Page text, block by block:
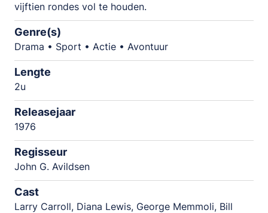
vijftien rondes vol te houden.
Genre(s)
Drama • Sport • Actie • Avontuur
Lengte
2u
Releasejaar
1976
Regisseur
John G. Avildsen
Cast
Larry Carroll, Diana Lewis, George Memmoli, Bill